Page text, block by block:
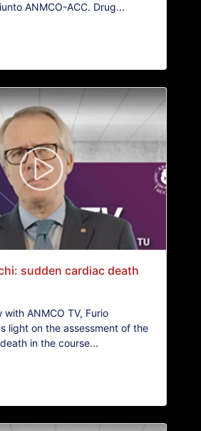
ANMCO-ACC. Drug...
sudden cardiac death
with ANMCO TV, Furio
light on the assessment of the
in the course...